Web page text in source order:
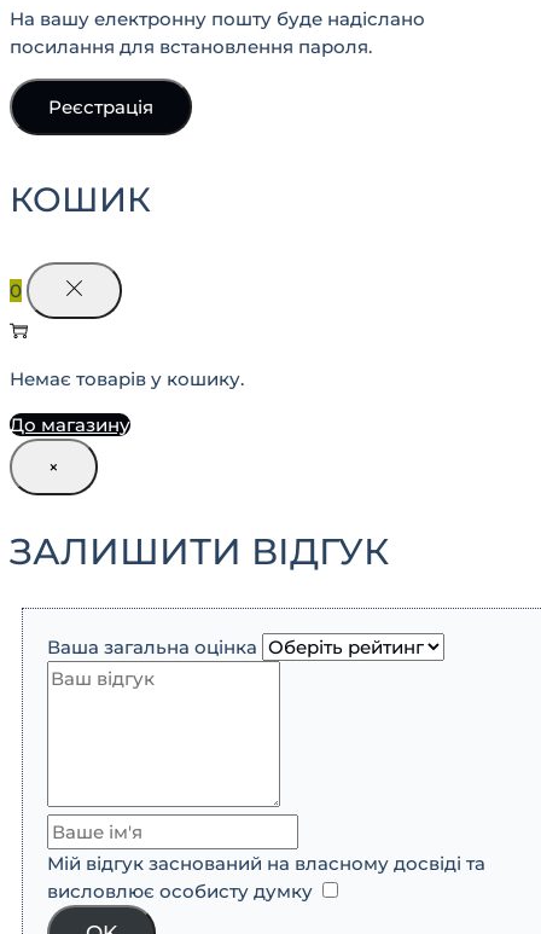
На вашу електронну пошту буде надіслано
посилання для встановлення пароля.
Реєстрація
КОШИК
0
Немає товарів у кошику.
До магазину
×
ЗАЛИШИТИ ВІДГУК
Ваша загальна оцінка
Мій відгук заснований на власному досвіді та
висловлює особисту думку